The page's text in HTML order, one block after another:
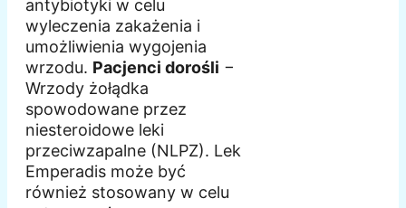
antybiotyki w celu
wyleczenia zakażenia i
umożliwienia wygojenia
wrzodu. Pacjenci dorośli −
Wrzody żołądka
spowodowane przez
niesteroidowe leki
przeciwzapalne (NLPZ). Lek
Emperadis może być
również stosowany w celu